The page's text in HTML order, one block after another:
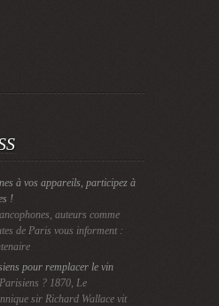
à vos appareils, participez à
!
auteurs comme
de Paris vous informent :
pour remplacer le vin
? 1870, Le
sir Richard Wallace vit